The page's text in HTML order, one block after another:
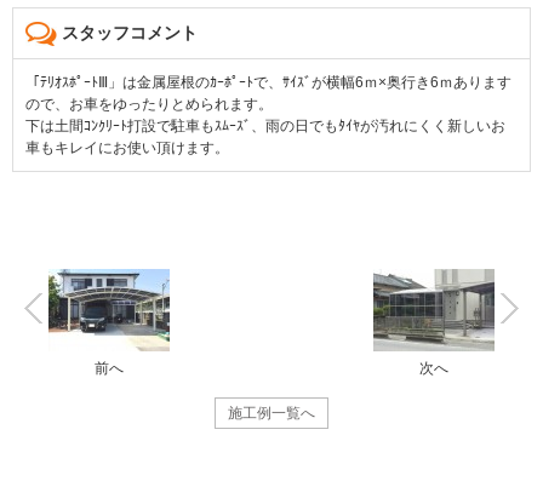
スタッフコメント
「ﾃﾘｵｽﾎﾟｰﾄⅢ」は金属屋根のｶｰﾎﾟｰﾄで、ｻｲｽﾞが横幅6ｍ×奥行き6ｍあります
ので、お車をゆったりとめられます。
下は土間ｺﾝｸﾘｰﾄ打設で駐車もｽﾑｰｽﾞ、雨の日でもﾀｲﾔが汚れにくく新しいお
車もキレイにお使い頂けます。
施工例一覧へ
前へ 次へ